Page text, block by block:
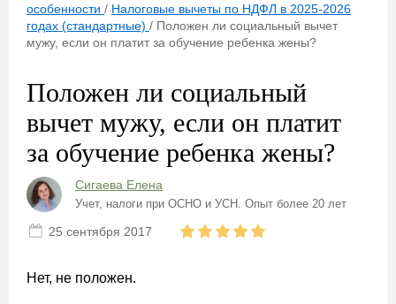
особенности / Налоговые вычеты по НДФЛ в 2025-2026
годах (стандартные) / Положен ли социальный вычет
мужу, если он платит за обучение ребенка жены?
Положен ли социальный
вычет мужу, если он платит
за обучение ребенка жены?
Сигаева Елена
Учет, налоги при ОСНО и УСН. Опыт более 20 лет
25 сентября 2017
Нет, не положен.